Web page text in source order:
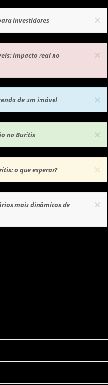
×
investidores
×
impacto real no
×
de um imóvel
×
no Buritis
×
o que esperar?
×
mais dinâmicos de